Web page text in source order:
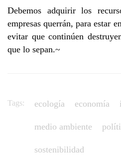
Debemos adquirir los
empresas querrán, para estar
evitar que continúen
que lo sepan.~
Tags: ecología economía
medio ambiente
sostenibilidad